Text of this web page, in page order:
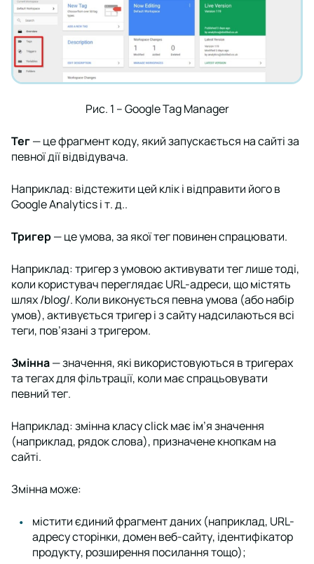
Рис. 1 – Google Tag Manager
Тег— це фрагмент коду, який запускається на сайті за
певної дії відвідувача.
Наприклад: відстежити цей клік і відправити його в
Google Analytics і т. д..
Тригер— це умова, за якої тег повинен спрацювати.
Наприклад: тригер з умовою активувати тег лише тоді,
коли користувач переглядає URL-адреси, що містять
шлях /blog/. Коли виконується певна умова (або набір
умов), активується тригер і з сайту надсилаються всі
теги, пов’язані з тригером.
Змінна— значення, які використовуються в тригерах
та тегах для фільтрації, коли має спрацьовувати
певний тег.
Наприклад: змінна класу click має ім’я значення
(наприклад, рядок слова), призначене кнопкам на
сайті.
Змінна може:
містити єдиний фрагмент даних (наприклад, URL-
адресу сторінки, домен веб-сайту, ідентифікатор
продукту, розширення посилання тощо);